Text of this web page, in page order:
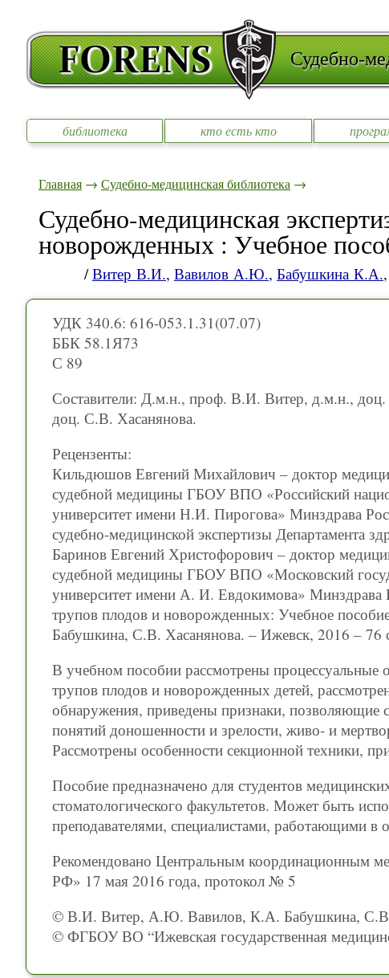
Судебно-
библиотека кто есть кто
Главная → Судебно-медицинская библиотека →
Судебно-медицинская
новорожденных : Учебное
/Витер В.И., Вавилов А.Ю., Бабушкина К.А.,
УДК 340.6: 616-053.1.31(07.07)
ББК 58.1Я73
С 89
Составители: Д.м.н., проф. В.И. Витер, д.м.н.,
доц. С.В. Хасанянова.
Рецензенты:
Кильдюшов Евгений Михайлович – доктор
судебной медицины ГБОУ ВПО «Российский
университет имени Н.И. Пирогова» Минздрава
судебно-медицинской экспертизы Департамента
Баринов Евгений Христофорович – доктор
судебной медицины ГБОУ ВПО «Московский
университет имени А. И. Евдокимова» Минздрава
трупов плодов и новорожденных: Учебное
Бабушкина, С.В. Хасанянова. – Ижевск, 2016 – 76
В учебном пособии рассмотрены процессуальные
трупов плодов и новорожденных детей,
обнаружения, приведены признаки, позволяющие
понятий доношенности и зрелости, живо- и
Рассмотрены особенности секционной техники,
Пособие предназначено для студентов
стоматологического факультетов. Может быть
преподавателями, специалистами, работающими в
Рекомендовано Центральным
РФ» 17 мая 2016 года, протокол № 5
© В.И. Витер, А.Ю. Вавилов, К.А. Бабушкина, С.В.
© ФГБОУ ВО “Ижевская государственная